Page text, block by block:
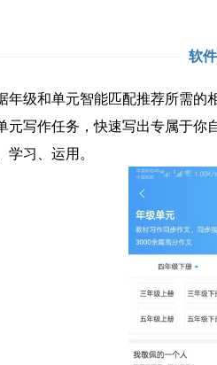
软
级和单元智能匹配推荐所需的相
写作任务，快速写出专属于你
习、运用。